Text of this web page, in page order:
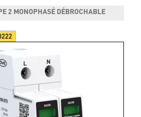
2 MONOPHASÉ DÉBROCHABLE